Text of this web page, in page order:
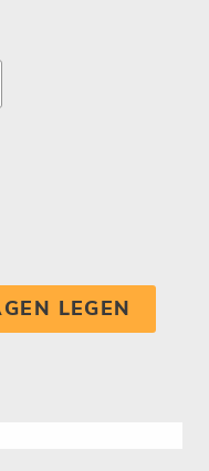
LEGEN